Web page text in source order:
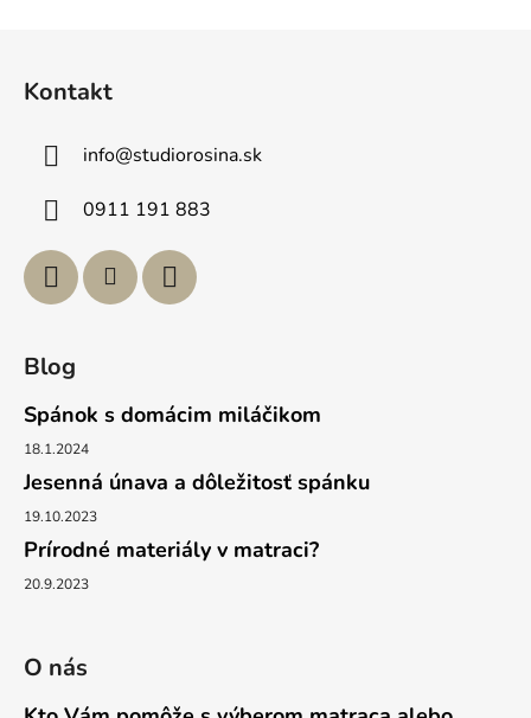
Kontakt
info@studiorosina.sk
0911 191 883
Blog
Spánok s domácim miláčikom
18.1.2024
Jesenná únava a dôležitosť spánku
19.10.2023
Prírodné materiály v matraci?
20.9.2023
O nás